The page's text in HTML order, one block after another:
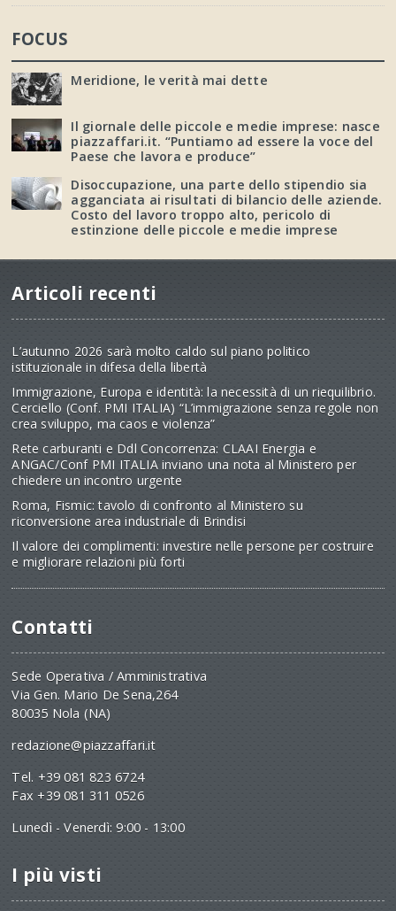
FOCUS
Meridione, le verità mai dette
Il giornale delle piccole e medie imprese: nasce
piazzaffari.it. “Puntiamo ad essere la voce del
Paese che lavora e produce”
Disoccupazione, una parte dello stipendio sia
agganciata ai risultati di bilancio delle aziende.
Costo del lavoro troppo alto, pericolo di
estinzione delle piccole e medie imprese
Articoli recenti
L’autunno 2026 sarà molto caldo sul piano politico
istituzionale in difesa della libertà
Immigrazione, Europa e identità: la necessità di un riequilibrio.
Cerciello (Conf. PMI ITALIA) “L’immigrazione senza regole non
crea sviluppo, ma caos e violenza”
Rete carburanti e Ddl Concorrenza: CLAAI Energia e
ANGAC/Conf PMI ITALIA inviano una nota al Ministero per
chiedere un incontro urgente
Roma, Fismic: tavolo di confronto al Ministero su
riconversione area industriale di Brindisi
Il valore dei complimenti: investire nelle persone per costruire
e migliorare relazioni più forti
Contatti
Sede Operativa / Amministrativa
Via Gen. Mario De Sena,264
80035 Nola (NA)
redazione@piazzaffari.it
Tel. +39 081 823 6724
Fax +39 081 311 0526
Lunedì - Venerdì: 9:00 - 13:00
I più visti